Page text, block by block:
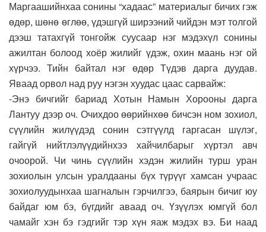
Маргаашийнхаа сонины “хадаас” материалыг бичих гэж
өдөр, шөнө өглөө, үдэшгүй ширээний чийдэн мэт толгой
дээш татахгүй тонгойж суусаар нэг мэдэхүл сонины
ажилтан болоод хоёр жилийг үдэж, охин маань нэг ой
хүрчээ. Тийн байтал нэг өдөр Түдэв дарга дуудав.
Яваад орвол над руу нэгэн хуудас цаас сарвайж:
-Энэ бичгийг бариад Хотын Намын Хорооны дарга
Лантуу дээр оч. Очихдоо өөрийнхөө бичсэн ном зохиол,
сүүлийн жилүүдэд сонин сэтгүүлд гаргасан шүлэг,
гайгүй нийтлэлүүдийнхээ хайчилбарыг хүртэл авч
очоорой. Чи чинь сүүлийн хэдэн жилийн турш уран
зохиолын улсын уралдааны бүх түрүүг хамсан учраас
зохиолуудынхаа шагналын гэрчилгээ, баярын бичиг юу
байдаг юм бэ, бүгдийг аваад оч. Үзүүлэх юмгүй бол
чамайг хэн бэ гэдгийг тэр хүн яаж мэдэх вэ. Би наад